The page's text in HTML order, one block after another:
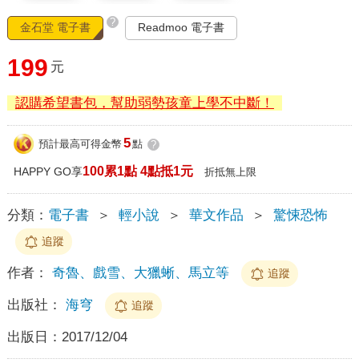
金石堂 電子書 ? Readmoo 電子書
199 元
認購希望書包，幫助弱勢孩童上學不中斷！
預計最高可得金幣 5點 ?
HAPPY GO享100累1點 4點抵1元 折抵無上限
分類： 電子書 ＞ 輕小說 ＞ 華文作品 ＞ 驚悚恐怖
追蹤
作者： 奇魯、戲雪、大獵蜥、馬立等 追蹤
出版社： 海穹 追蹤
出版日： 2017/12/04